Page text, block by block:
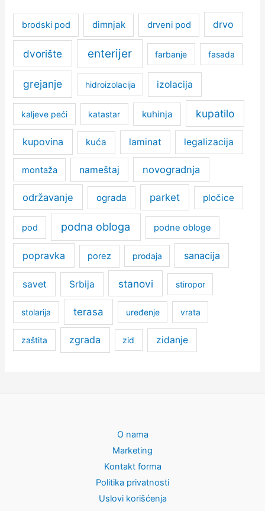
brodski pod dimnjak drveni pod drvo
dvorište enterijer farbanje fasada
grejanje hidroizolacija izolacija
kaljeve peći katastar kuhinja kupatilo
kupovina kuća laminat legalizacija
montaža nameštaj novogradnja
održavanje ograda parket pločice
pod podna obloga podne obloge
popravka porez prodaja sanacija
savet Srbija stanovi stiropor
stolarija terasa uređenje vrata
zaštita zgrada zid zidanje
O nama
Marketing
Kontakt forma
Politika privatnosti
Uslovi korišćenja